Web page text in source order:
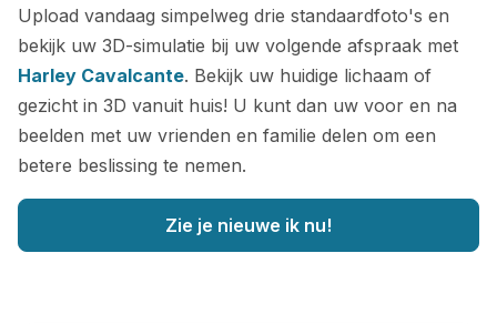
Upload vandaag simpelweg drie standaardfoto's en
bekijk uw 3D-simulatie bij uw volgende afspraak met
Harley Cavalcante. Bekijk uw huidige lichaam of
gezicht in 3D vanuit huis! U kunt dan uw voor en na
beelden met uw vrienden en familie delen om een
betere beslissing te nemen.
Zie je nieuwe ik nu!